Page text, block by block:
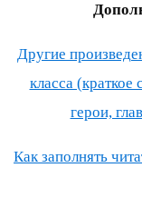
Другие
класса (краткое
герои,
Как заполнять